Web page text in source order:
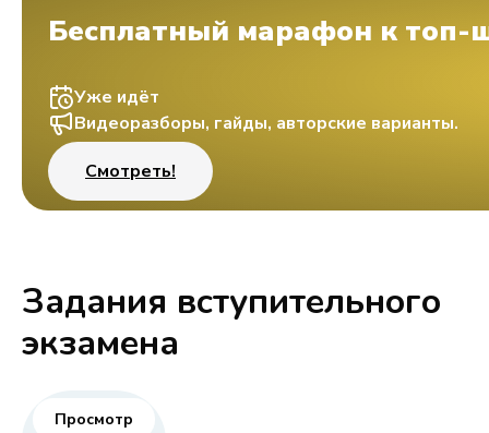
Бесплатный марафон к топ-
Уже идёт
Видеоразборы, гайды, авторские варианты.
Смотреть!
Задания вступительного
экзамена
Просмотр